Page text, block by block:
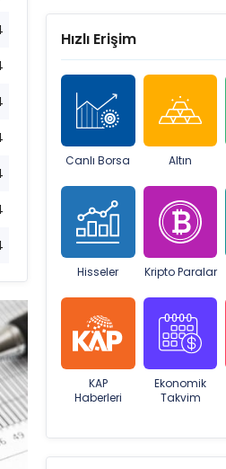
Hızlı Erişim
Canlı Borsa Altın
Hisseler Kripto Paralar
KAP
Haberleri
Ekonomik
Takvim